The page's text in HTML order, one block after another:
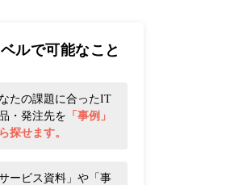
ルで可能なこと
たの課題に合ったIT
・発注先を 「事例」
探せます。
サービス資料」や「事